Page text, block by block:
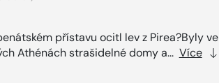
přístavu ocitl lev z Pirea?Byly ve
Athénách strašidelné domy a... Více